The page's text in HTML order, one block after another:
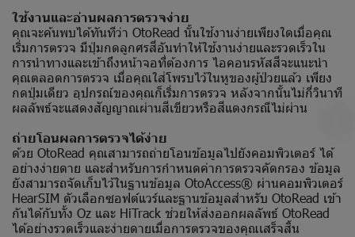
ใช้งานและอ่านผลการตรวจง่าย
คุณจะค้นพบได้ทันทีว่า OtoRead นั้นใช้งานง่ายเพียงใดเมื่อคุณ
เริ่มการตรวจ มีปุ่มกดลูกศรสี่อันทำให้ใช้งานง่ายและรวดเร็วใน
การนำทางและเข้าถึงหน้าจอที่ต้องการ ไอคอนรหัสสีจะแนะนำ
คุณตลอดการตรวจ เมื่อคุณใส่โพรบไว้ในหูของผู้ป่วยแล้ว เพียง
กดปุ่มเดียว อุปกรณ์ของคุณก็เริ่มการตรวจ หลังจากนั้นไม่กี่วินาที
ผลลัพธ์จะแสดงสัญญาณผ่านสีเขียวหรือสีแดงกรณีไม่ผ่าน
ถ่ายโอนผลการตรวจได้ง่าย
ด้วย OtoRead คุณสามารถถ่ายโอนข้อมูลไปยังคอมพิวเตอร์ ได้
อย่างง่ายดาย และสำหรับการกำหนดค่าการตรวจคัดกรอง ข้อมูล
ยังสามารถจัดเก็บไว้ในฐานข้อมูล OtoAccess® ผ่านคอมพิวเตอร์
HearSIM ตัวเลือกซอฟต์แวร์และฐานข้อมูลสำหรับ OtoRead เข้า
กันได้กับทั้ง Oz และ HiTrack ช่วยให้ส่งออกผลลัพธ์ OtoRead
ได้อย่างรวดเร็วและง่ายดายเมื่อการตรวจของคุณเสร็จสิ้น